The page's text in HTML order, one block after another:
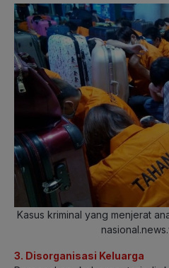
Kasus kriminal yang menjerat
3. Disorganisasi Keluarga